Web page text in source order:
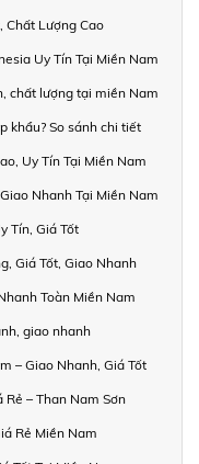
Chất Lượng Cao
Uy Tín Tại Miền Nam
chất lượng tại miền Nam
khẩu? So sánh chi tiết
Uy Tín Tại Miền Nam
Nhanh Tại Miền Nam
Tín, Giá Tốt
Giá Tốt, Giao Nhanh
Toàn Miền Nam
giao nhanh
– Giao Nhanh, Giá Tốt
– Than Nam Sơn
Rẻ Miền Nam